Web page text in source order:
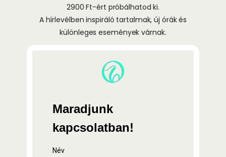
2900 Ft-ért próbálhatod ki.
A hírlevélben inspiráló tartalmak, új órák és
különleges események várnak.